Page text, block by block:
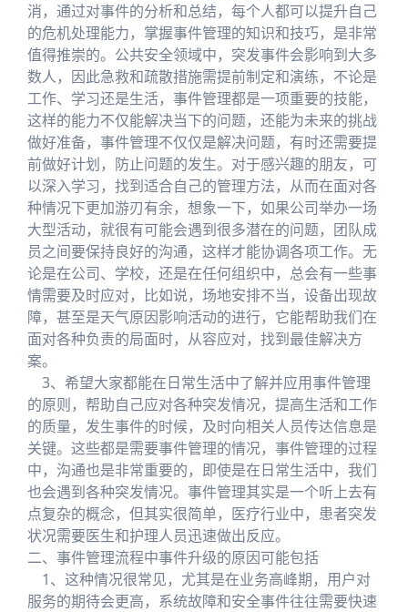
消，通过对事件的分析和总结，每个人都可以提升自己
的危机处理能力，掌握事件管理的知识和技巧，是非常
值得推崇的。公共安全领域中，突发事件会影响到大多
数人，因此急救和疏散措施需提前制定和演练，不论是
工作、学习还是生活，事件管理都是一项重要的技能，
这样的能力不仅能解决当下的问题，还能为未来的挑战
做好准备，事件管理不仅仅是解决问题，有时还需要提
前做好计划，防止问题的发生。对于感兴趣的朋友，可
以深入学习，找到适合自己的管理方法，从而在面对各
种情况下更加游刃有余，想象一下，如果公司举办一场
大型活动，就很有可能会遇到很多潜在的问题，团队成
员之间要保持良好的沟通，这样才能协调各项工作。无
论是在公司、学校，还是在任何组织中，总会有一些事
情需要及时应对，比如说，场地安排不当，设备出现故
障，甚至是天气原因影响活动的进行，它能帮助我们在
面对各种负责的局面时，从容应对，找到最佳解决方
案。
3、希望大家都能在日常生活中了解并应用事件管理
的原则，帮助自己应对各种突发情况，提高生活和工作
的质量，发生事件的时候，及时向相关人员传达信息是
关键。这些都是需要事件管理的情况，事件管理的过程
中，沟通也是非常重要的，即使是在日常生活中，我们
也会遇到各种突发情况。事件管理其实是一个听上去有
点复杂的概念，但其实很简单，医疗行业中，患者突发
状况需要医生和护理人员迅速做出反应。
二、事件管理流程中事件升级的原因可能包括
1、这种情况很常见，尤其是在业务高峰期，用户对
服务的期待会更高，系统故障和安全事件往往需要快速